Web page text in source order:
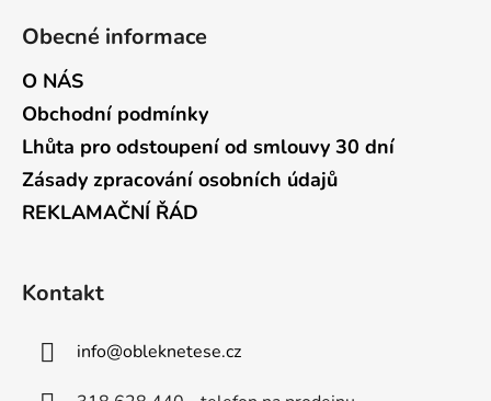
Obecné informace
O NÁS
Obchodní podmínky
Lhůta pro odstoupení od smlouvy 30 dní
Zásady zpracování osobních údajů
REKLAMAČNÍ ŘÁD
Kontakt
info@obleknetese.cz